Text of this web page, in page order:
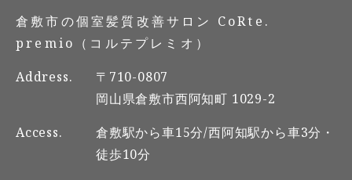
倉敷市の個室髪質改善サロン CoRte.
premio（コルテプレミオ）
Address.
〒710-0807
岡山県倉敷市西阿知町 1029-2
Access.
倉敷駅から車15分/西阿知駅から車3分・
徒歩10分